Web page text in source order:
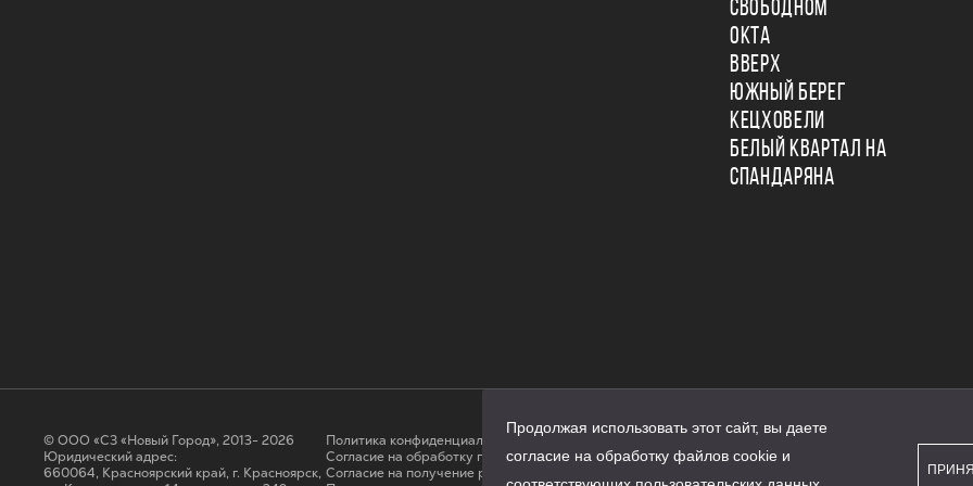
СВОБОДНОМ
ОКТА
ВВЕРХ
ЮЖНЫЙ БЕРЕГ
КЕЦХОВЕЛИ
БЕЛЫЙ КВАРТАЛ НА
СПАНДАРЯНА
© ООО «СЗ «Новый Город», 2013- 2026
Юридический адрес:
660064, Красноярский край, г. Красноярск,
Политика конфиденциальности
Согласие на обработку персональных данных
Cогласие на получение рассылки
Продолжая использовать этот сайт, вы даете
согласие на обработку файлов cookie и